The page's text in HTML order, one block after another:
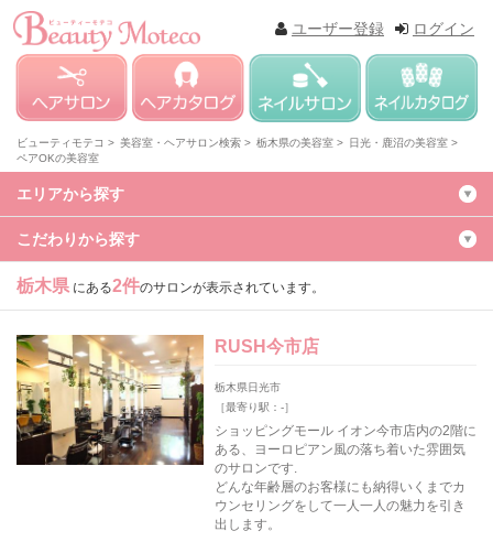
ログイン
ユーザー登録
ビューティモテコ > 美容室・ヘアサロン検索 > 栃木県の美容室 >
日光・鹿沼の美容室 >
ペアOKの美容室
エリアから探す
こだわりから探す
栃木県 にある2件のサロンが表示されています。
RUSH今市店
栃木県日光市
［最寄り駅：-］
ショッピングモール イオン今市店内の2階に
ある、ヨーロピアン風の落ち着いた雰囲気
のサロンです.
どんな年齢層のお客様にも納得いくまでカ
ウンセリングをして一人一人の魅力を引き
出します。